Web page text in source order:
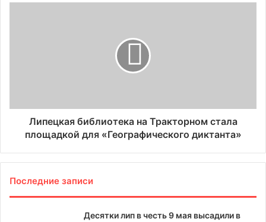
Липецкая библиотека на Тракторном стала
площадкой для «Географического диктанта»
Последние записи
Десятки лип в честь 9 мая высадили в